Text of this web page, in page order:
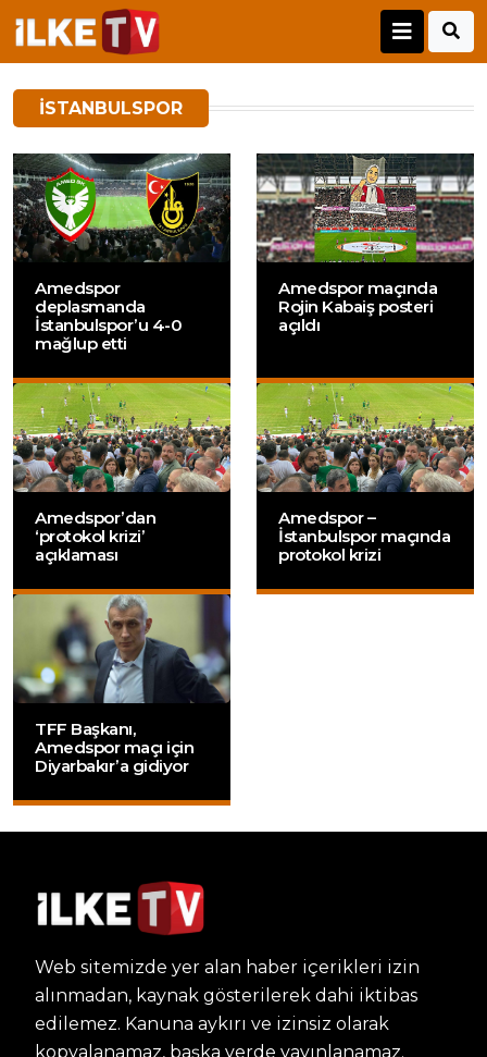
ISTANBULSPOR
Amedspor
deplasmanda
İstanbulspor’u 4-0
mağlup etti
Amedspor maçında
Rojin Kabaiş posteri
açıldı
Amedspor’dan
‘protokol krizi’
açıklaması
Amedspor –
İstanbulspor maçında
protokol krizi
TFF Başkanı,
Amedspor maçı için
Diyarbakır’a gidiyor
Web sitemizde yer alan haber içerikleri izin
alınmadan, kaynak gösterilerek dahi iktibas
edilemez. Kanuna aykırı ve izinsiz olarak
kopyalanamaz, başka yerde yayınlanamaz.